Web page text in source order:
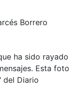
Borrero
ha sido rayado
Esta foto
del Diario